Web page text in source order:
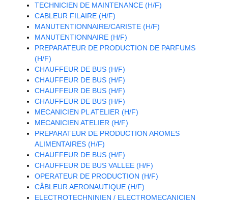
TECHNICIEN DE MAINTENANCE (H/F)
CABLEUR FILAIRE (H/F)
MANUTENTIONNAIRE/CARISTE (H/F)
MANUTENTIONNAIRE (H/F)
PREPARATEUR DE PRODUCTION DE PARFUMS
(H/F)
CHAUFFEUR DE BUS (H/F)
CHAUFFEUR DE BUS (H/F)
CHAUFFEUR DE BUS (H/F)
CHAUFFEUR DE BUS (H/F)
MECANICIEN PL ATELIER (H/F)
MECANICIEN ATELIER (H/F)
PREPARATEUR DE PRODUCTION AROMES
ALIMENTAIRES (H/F)
CHAUFFEUR DE BUS (H/F)
CHAUFFEUR DE BUS VALLEE (H/F)
OPERATEUR DE PRODUCTION (H/F)
CÂBLEUR AERONAUTIQUE (H/F)
ELECTROTECHNINIEN / ELECTROMECANICIEN